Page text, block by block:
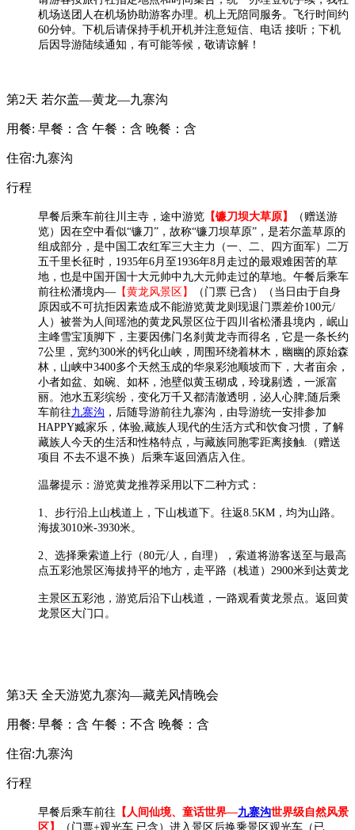
机场送团人在机场协助游客办理。机上无陪同服务。飞行时间约
60分钟。下机后请保持手机开机并注意短信、电话 接听；下机
后因导游陆续通知，有可能等候，敬请谅解！
第2天 若尔盖—黄龙—九寨沟
用餐: 早餐：含 午餐：含 晚餐：含
住宿:九寨沟
行程
早餐后乘车前往川主寺，途中游览 【镰刀坝大草原】
（赠送游
览）因在空中看似“镰刀”，故称“镰刀坝草原”，是若尔盖草原的
组成部分，是中国工农红军三大主力（一、二、四方面军）二万
五千里长征时，1935年6月至1936年8月走过的最艰难困苦的草
地，也是中国开国十大元帅中九大元帅走过的草地。午餐后乘车
前往松潘境内— 【黄龙风景区】 （门票 已含）
（当日由于自身
原因或不可抗拒因素造成不能游览黄龙则现退门票差价100元/
人） 被誉为人间瑶池的黄龙风景区位于四川省松潘县境内，岷山
主峰雪宝顶脚下，主要因佛门名刹黄龙寺而得名，它是一条长约
7公里，宽约300米的钙化山峡，周围环绕着林木，幽幽的原始森
林，山峡中3400多个天然玉成的华泉彩池顺坡而下，大者亩余，
小者如盆、如碗、如杯，池壁似黄玉砌成，玲珑剔透，一派富
丽。池水五彩缤纷，变化万千又都清澈透明，泌人心脾;随后乘
车前往九寨沟 ，后随导游前往九寨沟，由导游统一安排参加
HAPPY臧家乐，体验,藏族人现代的生活方式和饮食习惯，了解
藏族人今天的生活和性格特点，与藏族同胞零距离接触.（赠送
项目 不去不退不换）后乘车返回酒店入住。
温馨提示：游览黄龙推荐采用以下二种方式：
1、步行沿上山栈道上，下山栈道下。往返8.5KM，均为山路。
海拔3010米-3930米。
2、选择乘索道上行（80元/人，自理），索道将游客送至与最高
点五彩池景区海拔持平的地方，走平路（栈道）2900米到达黄龙
主景区五彩池，游览后沿下山栈道，一路观看黄龙景点。返回黄
龙景区大门口。
第3天 全天游览九寨沟—藏羌风情晚会
用餐: 早餐：含 午餐：不含 晚餐：含
住宿:九寨沟
行程
早餐后乘车前往 【人间仙境、童话世界—九寨沟世界级自然风景
区】
（门票+观光车 已含）进入景区后换乘景区观光车 （已